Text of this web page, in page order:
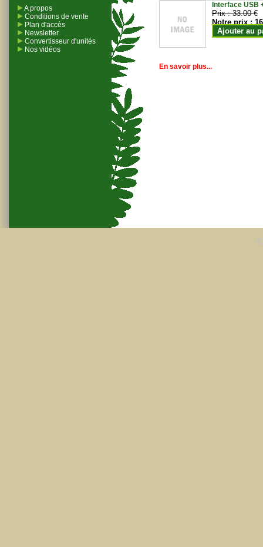
A propos
Conditions de vente
Plan d'accès
Newsletter
Convertisseur d'unités
Nos vidéos
Interface USB
Prix :33.00 €
Notre prix :
Ajouter au
En savoir plus...